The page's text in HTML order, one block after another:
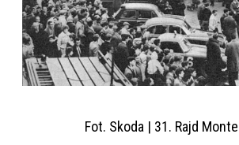
Fot. Skoda | 31. Rajd